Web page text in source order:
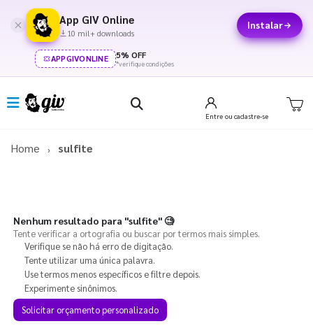
App GIV Online
10 mil+ downloads
Instalar
APPGIVONLINE 5% OFF
*verifique condições
Entre ou cadastre-se
Home sulfite
Nenhum resultado para "sulfite"🧐
Tente verificar a ortografia ou buscar por termos mais simples.
Verifique se não há erro de digitação.
Tente utilizar uma única palavra.
Use termos menos específicos e filtre depois.
Experimente sinônimos.
Solicitar orçamento personalizado